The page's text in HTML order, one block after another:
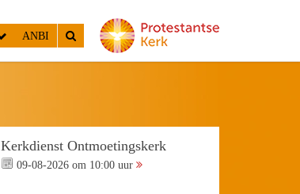
ANBI
Kerkdienst Ontmoetingskerk
09-08-2026 om 10:00 uur